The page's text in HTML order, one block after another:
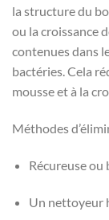
la structure du
ou la croissance
contenues dans
bactéries. Cela
mousse et à la
Méthodes
Récureuse ou
Un nettoyeur